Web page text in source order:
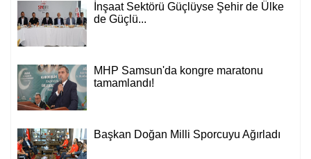
İnşaat Sektörü Güçlüyse Şehir de Ülke
de Güçlü...
MHP Samsun'da kongre maratonu
tamamlandı!
Başkan Doğan Milli Sporcuyu Ağırladı